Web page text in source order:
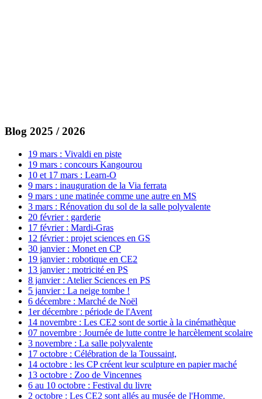
Blog 2025 / 2026
19 mars : Vivaldi en piste
19 mars : concours Kangourou
10 et 17 mars : Learn-O
9 mars : inauguration de la Via ferrata
9 mars : une matinée comme une autre en MS
3 mars : Rénovation du sol de la salle polyvalente
20 février : garderie
17 février : Mardi-Gras
12 février : projet sciences en GS
30 janvier : Monet en CP
19 janvier : robotique en CE2
13 janvier : motricité en PS
8 janvier : Atelier Sciences en PS
5 janvier : La neige tombe !
6 décembre : Marché de Noël
1er décembre : période de l'Avent
14 novembre : Les CE2 sont de sortie à la cinémathèque
07 novembre : Journée de lutte contre le harcèlement scolaire
3 novembre : La salle polyvalente
17 octobre : Célébration de la Toussaint,
14 octobre : les CP créent leur sculpture en papier maché
13 octobre : Zoo de Vincennes
6 au 10 octobre : Festival du livre
2 octobre : Les CE2 sont allés au musée de l'Homme.